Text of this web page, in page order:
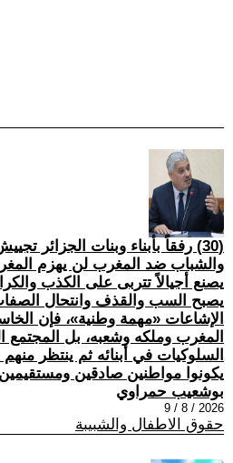
(30) رفقاً بأبناء وبنات الجزائر
والشباب ضد المغرب لن يهزم
يصنع أجيالاً تتربى على الكذب
يصبح السب والقذف وانتحال
الإشاعات «مهمة وطنية»، فإن
المغرب وملكه وشعبه، بل المجتمع
السلوكيات في أبنائه ثم ينتظر
يكونوا مواطنين صادقين ومستقيمين
بوشعيب حمراوي
2026 / 8 / 9
حقوق الاطفال والشبيبة